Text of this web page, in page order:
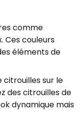
comme
Ces couleurs
éléments de
citrouilles sur le
des citrouilles de
dynamique mais